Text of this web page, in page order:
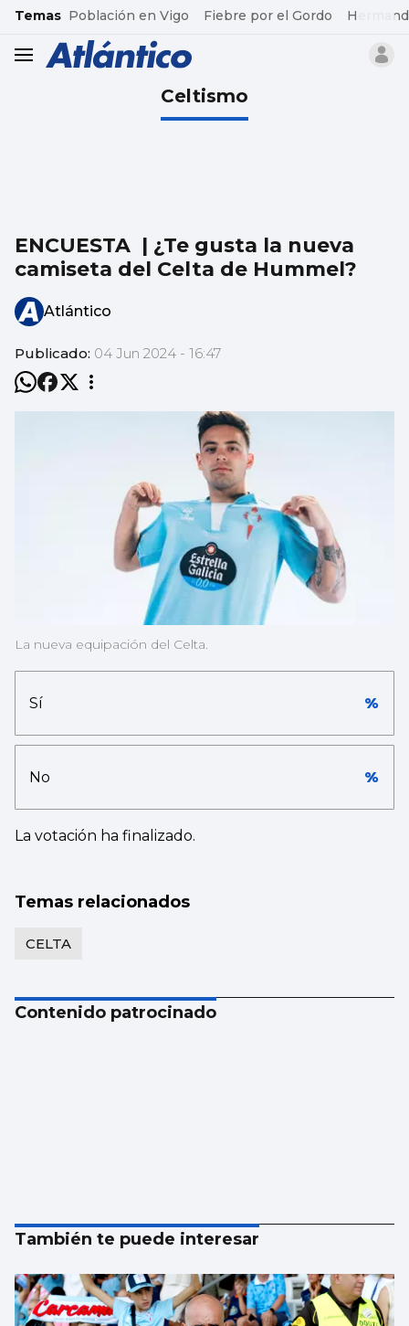
common.go-to-content
Temas Población en Vigo Fiebre por el Gordo
header.menu.open
Celtismo
ENCUESTA | ¿Te gusta la nueva
camiseta del Celta de Hummel?
Atlántico
Publicado: 04 Jun 2024 - 16:47
La nueva equipación del Celta.
Sí %
No %
La votación ha finalizado.
Temas relacionados
CELTA
Contenido patrocinado
También te puede interesar